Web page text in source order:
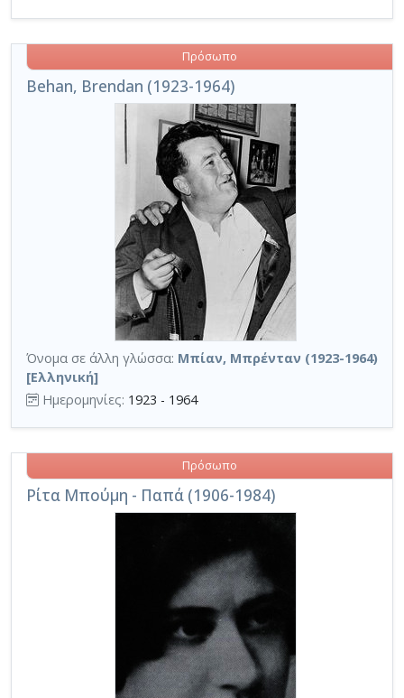
Behan, Brendan (1923-1964)
Πρόσωπο
Όνομα σε άλλη γλώσσα: Μπίαν, Μπρένταν (1923-1964)
[Ελληνική]
Ημερομηνίες: 1923 - 1964
Ρίτα Μπούμη - Παπά (1906-1984)
Πρόσωπο